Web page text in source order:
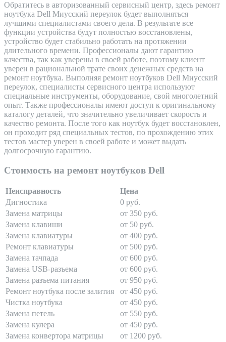
Обратитесь в авторизованный сервисный центр, здесь ремонт
ноутбука Dell Миусский переулок будет выполняться
лучшими специалистами своего дела. В результате все
функции устройства будут полностью восстановлены,
устройство будет стабильно работать на протяжении
длительного времени. Профессионалы дают гарантию
качества, так как уверены в своей работе, поэтому клиент
уверен в рациональной трате своих денежных средств на
ремонт ноутбука. Выполняя ремонт ноутбуков Dell Миусский
переулок, специалисты сервисного центра используют
специальные инструменты, оборудование, свой многолетний
опыт. Также профессионалы имеют доступ к оригинальному
каталогу деталей, что значительно увеличивает скорость и
качество ремонта. После того как ноутбук будет восстановлен,
он проходит ряд специальных тестов, по прохождению этих
тестов мастер уверен в своей работе и может выдать
долгосрочную гарантию.
Стоимость на ремонт ноутбуков Dell
Неисправность
Цена
Дигностика
0 руб.
Замена матрицы
от 350 руб.
Замена клавиши
от 50 руб.
Замена клавиатуры
от 400 руб.
Ремонт клавиатуры
от 500 руб.
Замена тачпада
от 600 руб.
Замена USB-разъема
от 600 руб.
Замена разъема питания
от 950 руб.
Ремонт ноутбука после залития
от 450 руб.
Чистка ноутбука
от 450 руб.
Замена петель
от 550 руб.
Замена кулера
от 450 руб.
Замена конвертора матрицы
от 1200 руб.